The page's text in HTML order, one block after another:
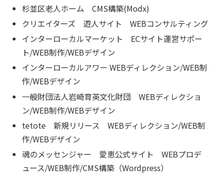
杉並区老人ホーム CMS構築(Modx)
クリエイターズ 遊人サイト WEBコンサルティング
インターローカルマーケット ECサイト運営サポー
ト/WEB制作/WEBデザイン
インターローカルアワー WEBディレクション/WEB制
作/WEBデザイン
一般財団法人岩崎育英文化財団 WEBディレクショ
ン/WEB制作/WEBデザイン
tetote 新規リリース WEBディレクション/WEB制
作/WEBデザイン
魂のメッセンジャー 愛恵公式サイト WEBプロデ
ュース/WEB制作/CMS構築（Wordpress）